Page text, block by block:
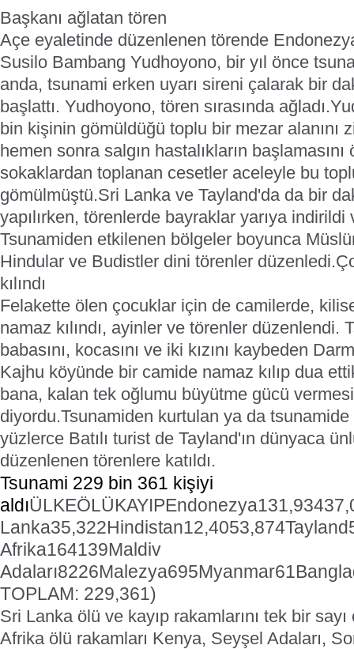
Başkanı ağlatan tören
Açe eyaletinde düzenlenen törende
Susilo Bambang Yudhoyono, bir yıl önce
anda, tsunami erken uyarı sireni çalarak bir
başlattı. Yudhoyono, tören sırasında ağladı.
bin kişinin gömüldüğü toplu bir mezar alanını
hemen sonra salgın hastalıkların
sokaklardan toplanan cesetler aceleyle bu
gömülmüştü.Sri Lanka ve Tayland'da da bir
yapılırken, törenlerde bayraklar yarıya indirildi
Tsunamiden etkilenen bölgeler boyunca
Hindular ve Budistler dini törenler düzenledi.
kılındı
Felakette ölen çocuklar için de camilerde,
namaz kılındı, ayinler ve törenler düzenlendi.
babasını, kocasını ve iki kızını kaybeden
Kajhu köyünde bir camide namaz kılıp dua
bana, kalan tek oğlumu büyütme gücü
diyordu.Tsunamiden kurtulan ya da tsunamide
yüzlerce Batılı turist de Tayland'ın dünyaca
düzenlenen törenlere katıldı.
Tsunami 229 bin 361 kişiyi
aldıÜLKEÖLÜKAYIPEndonezya131,934
Lanka35,322Hindistan12,4053,874Tayland
Afrika164139Maldiv
Adaları8226Malezya695Myanmar61
TOPLAM: 229,361)
Sri Lanka ölü ve kayıp rakamlarını tek bir
Afrika ölü rakamları Kenya, Seyşel Adaları,